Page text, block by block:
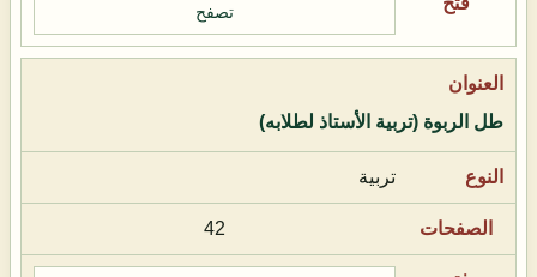
تصفح
طل الربوة (تربية الأستاذ لطلابه)
تربية
42